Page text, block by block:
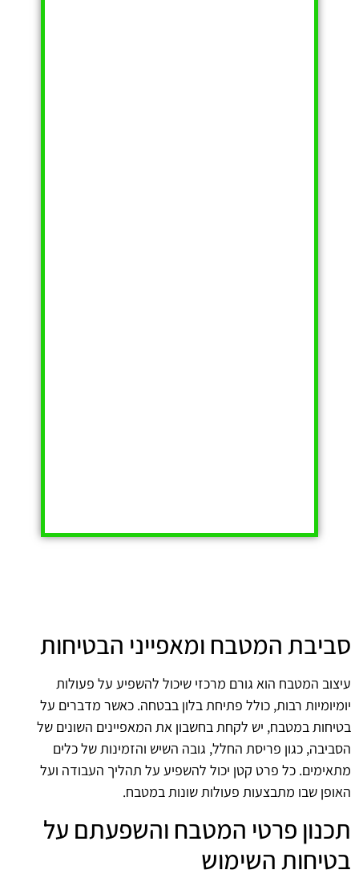
סביבת המטבח ומאפייני הבטיחות
עיצוב המטבח הוא גורם מרכזי שיכול להשפיע על פעולות
יומיומיות רבות, כולל פתיחת בלון בבטחה. כאשר מדברים על
בטיחות במטבח, יש לקחת בחשבון את המאפיינים השונים של
הסביבה, כגון פריסת החלל, גובה השיש והזמינות של כלים
מתאימים. כל פרט קטן יכול להשפיע על תהליך העבודה ועל
האופן שבו מתבצעות פעולות שונות במטבח.
תכנון פרטי המטבח והשפעתם על
בטיחות השימוש